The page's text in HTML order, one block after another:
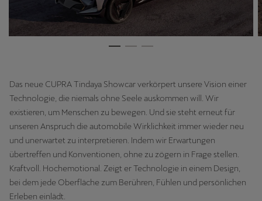
Das neue CUPRA Tindaya Showcar verkörpert unsere Vision einer
Technologie, die niemals ohne Seele auskommen will. Wir
existieren, um Menschen zu bewegen. Und sie steht erneut für
unseren Anspruch die automobile Wirklichkeit immer wieder neu
und unerwartet zu interpretieren. Indem wir Erwartungen
übertreffen und Konventionen, ohne zu zögern in Frage stellen.
Kraftvoll. Hochemotional. Zeigt er Technologie in einem Design,
bei dem jede Oberfläche zum Berühren, Fühlen und persönlichen
Erleben einlädt.